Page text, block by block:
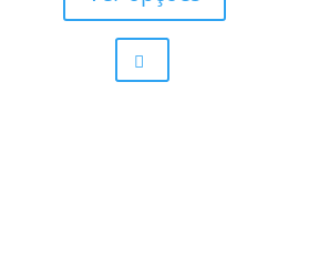
through
has